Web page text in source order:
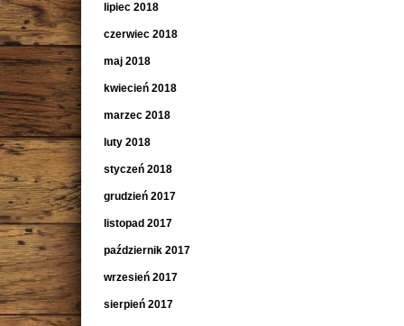
lipiec 2018
czerwiec 2018
maj 2018
kwiecień 2018
marzec 2018
luty 2018
styczeń 2018
grudzień 2017
listopad 2017
październik 2017
wrzesień 2017
sierpień 2017